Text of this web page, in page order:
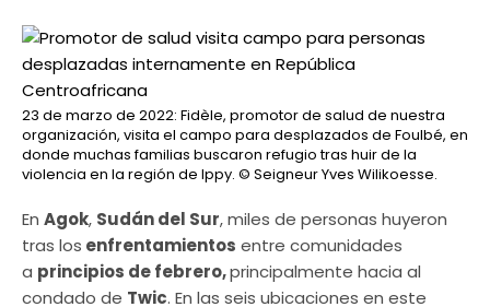
23 de marzo de 2022: Fidèle, promotor de salud de nuestra
organización, visita el campo para desplazados de Foulbé, en
donde muchas familias buscaron refugio tras huir de la
violencia en la región de Ippy. © Seigneur Yves Wilikoesse.
En Agok, Sudán del Sur, miles de personas huyeron
tras los enfrentamientos entre comunidades
a principios de febrero,principalmente hacia al
condado de Twic. En las seis ubicaciones en este